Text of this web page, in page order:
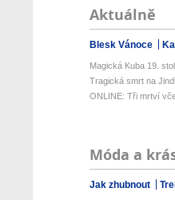
Aktuálně
Blesk Vánoce
Magická Kuba 19.
Tragická smrt na
ONLINE: Tři mrtví
Móda a
Jak zhubnout